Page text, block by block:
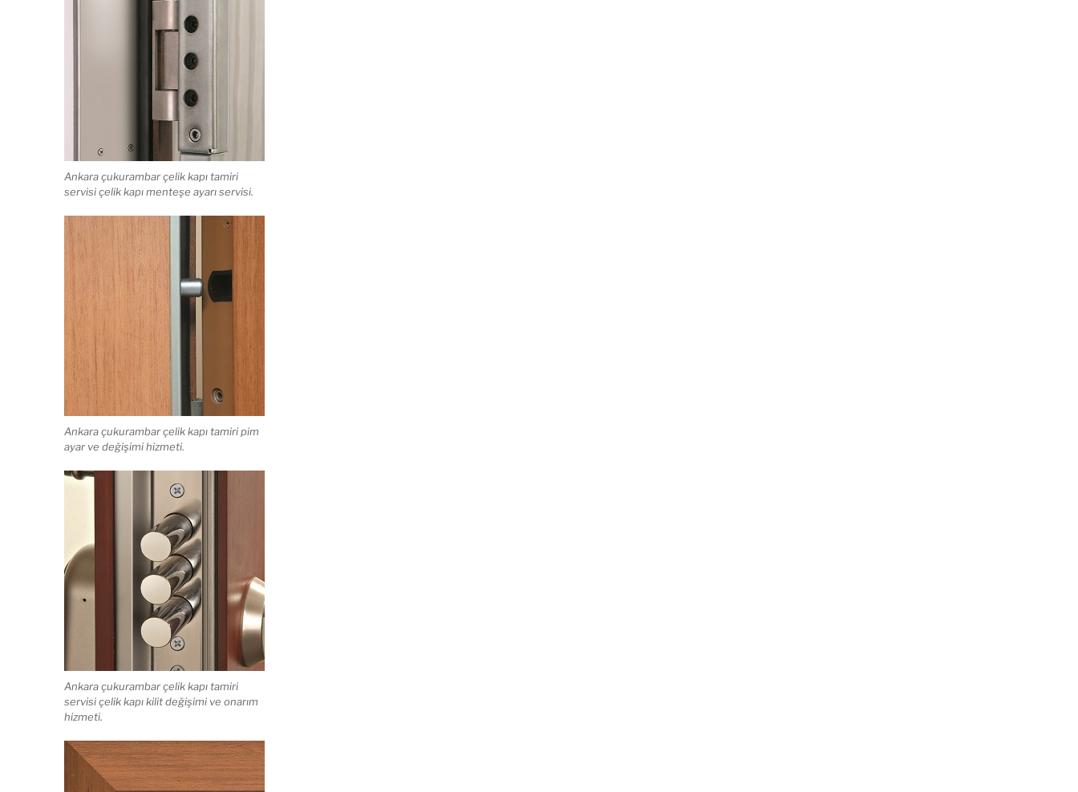
Ankara çukurambar çelik kapı tamiri
servisi çelik kapı menteşe ayarı servisi.
Ankara çukurambar çelik kapı tamiri pim
ayar ve değişimi hizmeti.
Ankara çukurambar çelik kapı tamiri
servisi çelik kapı kilit değişimi ve onarım
hizmeti.